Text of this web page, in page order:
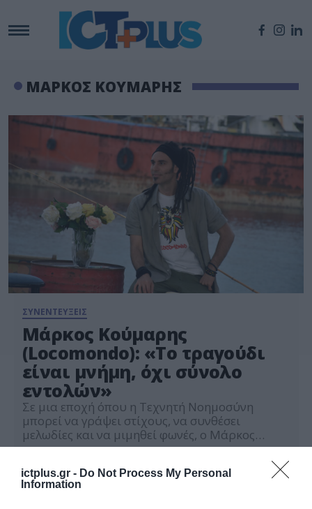
ictplus.gr - Do Not Process My Personal
Information
ΜΑΡΚΟΣ ΚΟΥΜΑΡΗΣ
ΣΥΝΕΝΤΕΥΞΕΙΣ
Μάρκος Κούμαρης
(Locomondo): «Το τραγούδι
είναι μνήμη, όχι σύνολο
εντολών»
Σε μια εποχή όπου η Τεχνητή Νοημοσύνη
μπορεί να γράψει στίχους, να συνθέσει
μελωδίες και να μιμηθεί φωνές, ο Μάρκος
Κούμαρης υψώνει τη φωνή του για κάτι πολύ
δημιουργίας. Με λόγο άμεσο και ρεαλιστικό, ο
τραγουδιστής των Locomondo μιλάει